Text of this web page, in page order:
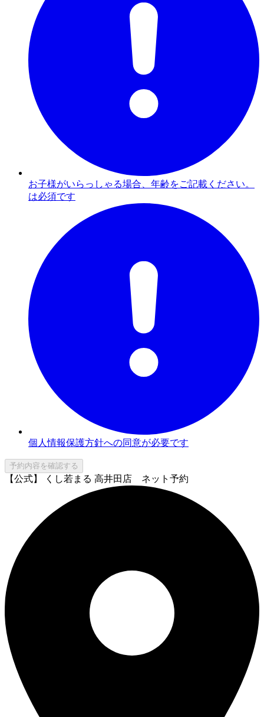
お子様がいらっしゃる場合、年齢をご記載ください。
は必須です
個人情報保護方針への同意が必要です
予約内容を確認する
【公式】 くし若まる 高井田店 ネット予約